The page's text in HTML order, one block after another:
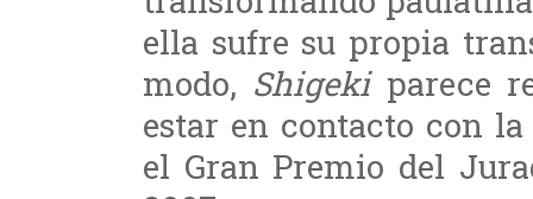
ella sufre su propia
modo, Shigekiparece
estar en contacto con
el Gran Premio del